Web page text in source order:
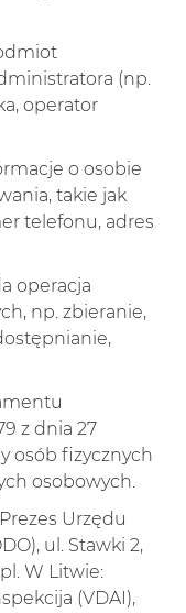
(np.
operator
o osobie
takie jak
telefonu, adres
operacja
np. zbieranie,
z dnia 27
osób fizycznych
osobowych.
Urzędu
ul. Stawki 2,
. W Litwie:
(VDAI),